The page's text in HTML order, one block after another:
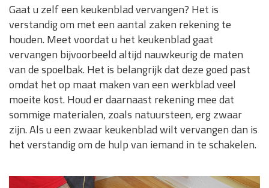
Gaat u zelf een keukenblad vervangen? Het is
verstandig om met een aantal zaken rekening te
houden. Meet voordat u het keukenblad gaat
vervangen bijvoorbeeld altijd nauwkeurig de maten
van de spoelbak. Het is belangrijk dat deze goed past
omdat het op maat maken van een werkblad veel
moeite kost. Houd er daarnaast rekening mee dat
sommige materialen, zoals natuursteen, erg zwaar
zijn. Als u een zwaar keukenblad wilt vervangen dan is
het verstandig om de hulp van iemand in te schakelen.